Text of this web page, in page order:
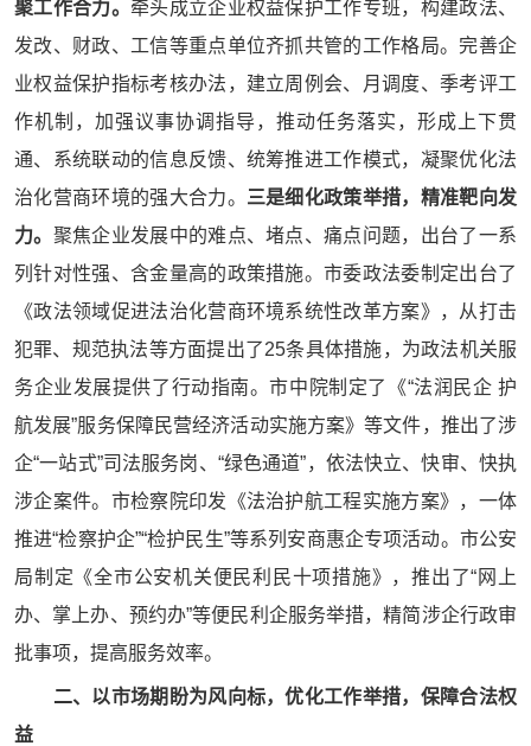
聚工作合力。 牵头成立企业权益保护工作专班，构建政法、
发改、财政、工信等重点单位齐抓共管的工作格局。完善企
业权益保护指标考核办法，建立周例会、月调度、季考评工
作机制，加强议事协调指导，推动任务落实，形成上下贯
通、系统联动的信息反馈、统筹推进工作模式，凝聚优化法
治化营商环境的强大合力。 三是细化政策举措，精准靶向发
力。 聚焦企业发展中的难点、堵点、痛点问题，出台了一系
列针对性强、含金量高的政策措施。市委政法委制定出台了
《政法领域促进法治化营商环境系统性改革方案》，从打击
犯罪、规范执法等方面提出了25条具体措施，为政法机关服
务企业发展提供了行动指南。市中院制定了《“法润民企 护
航发展”服务保障民营经济活动实施方案》等文件，推出了涉
企“一站式”司法服务岗、“绿色通道”，依法快立、快审、快执
涉企案件。市检察院印发《法治护航工程实施方案》，一体
推进“检察护企”“检护民生”等系列安商惠企专项活动。市公安
局制定《全市公安机关便民利民十项措施》，推出了“网上
办、掌上办、预约办”等便民利企服务举措，精简涉企行政审
批事项，提高服务效率。
二、以市场期盼为风向标，优化工作举措，保障合法权
益